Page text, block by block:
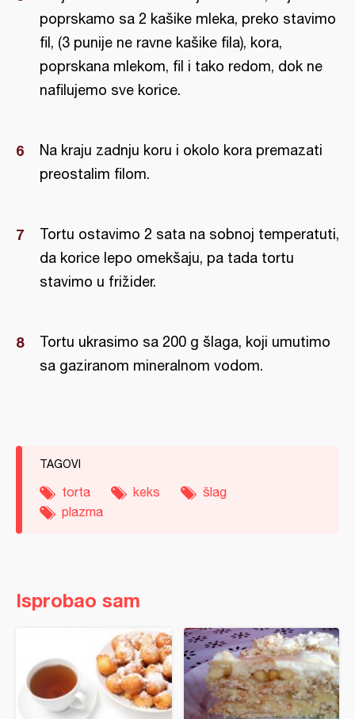
poprskamo sa 2 kašike mleka, preko stavimo
fil, (3 punije ne ravne kašike fila), kora,
poprskana mlekom, fil i tako redom, dok ne
nafilujemo sve korice.
Na kraju zadnju koru i okolo kora premazati
preostalim filom.
Tortu ostavimo 2 sata na sobnoj temperatuti,
da korice lepo omekšaju, pa tada tortu
stavimo u frižider.
Tortu ukrasimo sa 200 g šlaga, koji umutimo
sa gaziranom mineralnom vodom.
TAGOVI
torta keks
šlag
plazma
Isprobao sam